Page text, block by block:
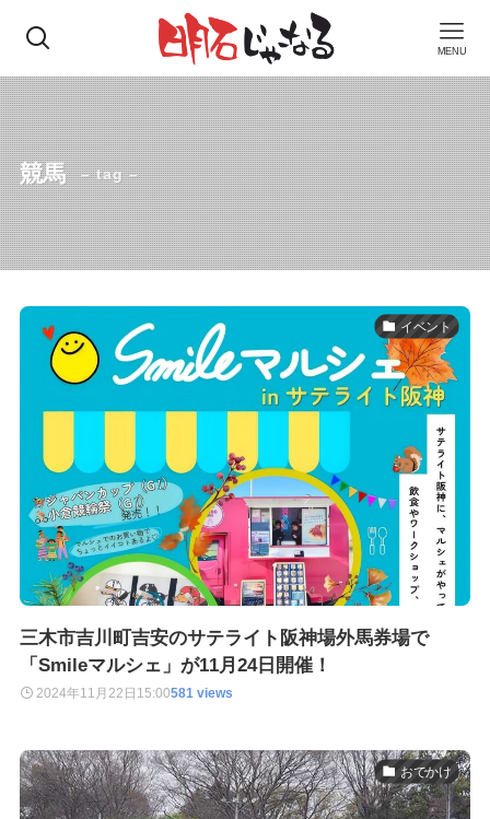
MENU
競馬 – tag –
イベント
三木市吉川町吉安のサテライト阪神場外馬券場で
「Smileマルシェ」が11月24日開催！
2024年11月22日 15:00581 views
おでかけ